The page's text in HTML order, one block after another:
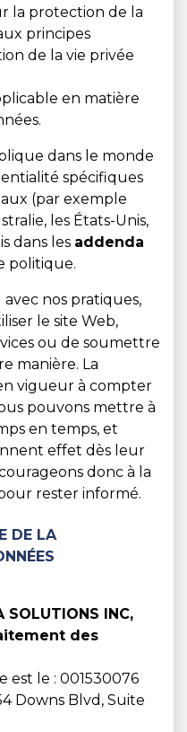
la protection de la
principes
de la vie privée
en matière
dans le monde
spécifiques
(par exemple
les États-Unis,
dans les addenda
politique.
avec nos pratiques,
le site Web,
ou de soumettre
manière. La
vigueur à compter
pouvons mettre à
en temps, et
effet dès leur
donc à la
rester informé.
DE LA
SOLUTIONS INC,
des
le : 001530076
Downs Blvd, Suite